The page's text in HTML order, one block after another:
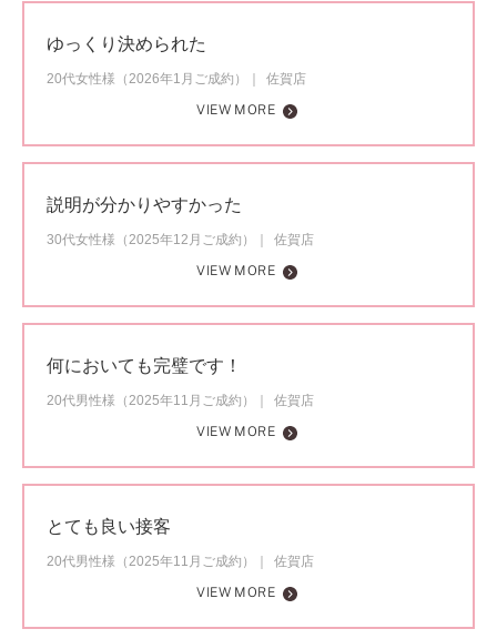
ゆっくり決められた
20代女性様（2026年1月ご成約）
佐賀店
VIEW MORE
説明が分かりやすかった
30代女性様（2025年12月ご成約）
佐賀店
VIEW MORE
何においても完璧です！
20代男性様（2025年11月ご成約）
佐賀店
VIEW MORE
とても良い接客
20代男性様（2025年11月ご成約）
佐賀店
VIEW MORE